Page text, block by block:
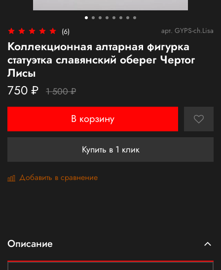
(6) арт. GYPS-ch.Lisa
Коллекционная алтарная фигурка
статуэтка славянский оберег Чертог
Лисы
750 ₽ 1 500 ₽
В корзину
Купить в 1 клик
Добавить в сравнение
Описание